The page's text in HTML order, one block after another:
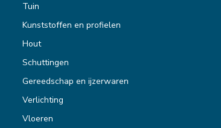
Tuin
Kunststoffen en profielen
Hout
Schuttingen
Gereedschap en ijzerwaren
Verlichting
Vloeren